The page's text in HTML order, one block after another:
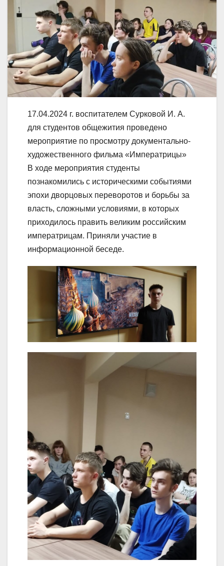
17.04.2024 г. воспитателем Сурковой И. А.
для студентов общежития проведено
мероприятие по просмотру документально-
художественного фильма «Императрицы»
В ходе мероприятия студенты
познакомились с историческими событиями
эпохи дворцовых переворотов и борьбы за
власть, сложными условиями, в которых
приходилось править великим российским
императрицам. Приняли участие в
информационной беседе.